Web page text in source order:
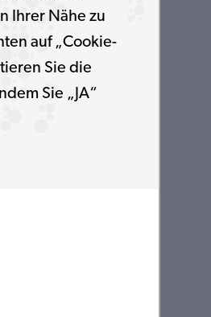
Ihrer Nähe zu
auf „Cookie-
Sie die
Sie „JA“